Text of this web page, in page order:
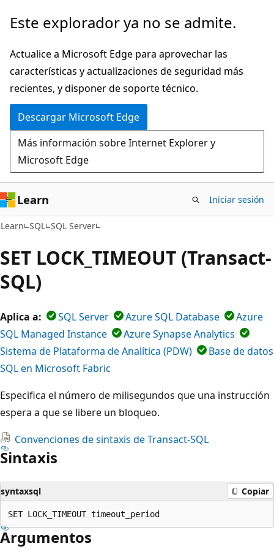
Ir
contenido
principal
Este explorador ya no se admite.
Actualice a Microsoft Edge para aprovechar las
características y actualizaciones de seguridad más
recientes, y disponer de soporte técnico.
Descargar Microsoft Edge
Más información sobre Internet Explorer y
Microsoft Edge
Learn Iniciar sesión
Learn SQL SQL Server
SET LOCK_TIMEOUT (Transact-
SQL)
Aplica a: SQL Server Azure SQL Database
Azure
SQL Managed Instance
Azure Synapse Analytics
Sistema de Plataforma de Analítica (PDW)
Base de datos
SQL en Microsoft Fabric
Especifica el número de milisegundos que una instrucción
espera a que se libere un bloqueo.
Convenciones de sintaxis de Transact-SQL
Sintaxis
syntaxsql Copiar
Argumentos